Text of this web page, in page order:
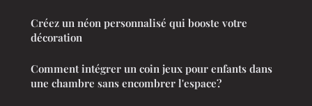
Créez un néon personnalisé qui booste votre
décoration
Comment intégrer un coin jeux pour enfants dans
une chambre sans encombrer l'espace?